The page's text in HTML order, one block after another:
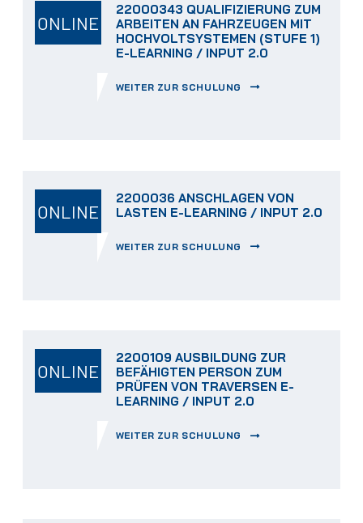
ONLINE
22000343 QUALIFIZIERUNG ZUM
ARBEITEN AN FAHRZEUGEN MIT
HOCHVOLTSYSTEMEN (STUFE 1)
E-LEARNING / INPUT 2.0
WEITER ZUR SCHULUNG
ONLINE
2200036 ANSCHLAGEN VON
LASTEN E-LEARNING / INPUT 2.0
WEITER ZUR SCHULUNG
ONLINE
2200109 AUSBILDUNG ZUR
BEFÄHIGTEN PERSON ZUM
PRÜFEN VON TRAVERSEN E-
LEARNING / INPUT 2.0
WEITER ZUR SCHULUNG